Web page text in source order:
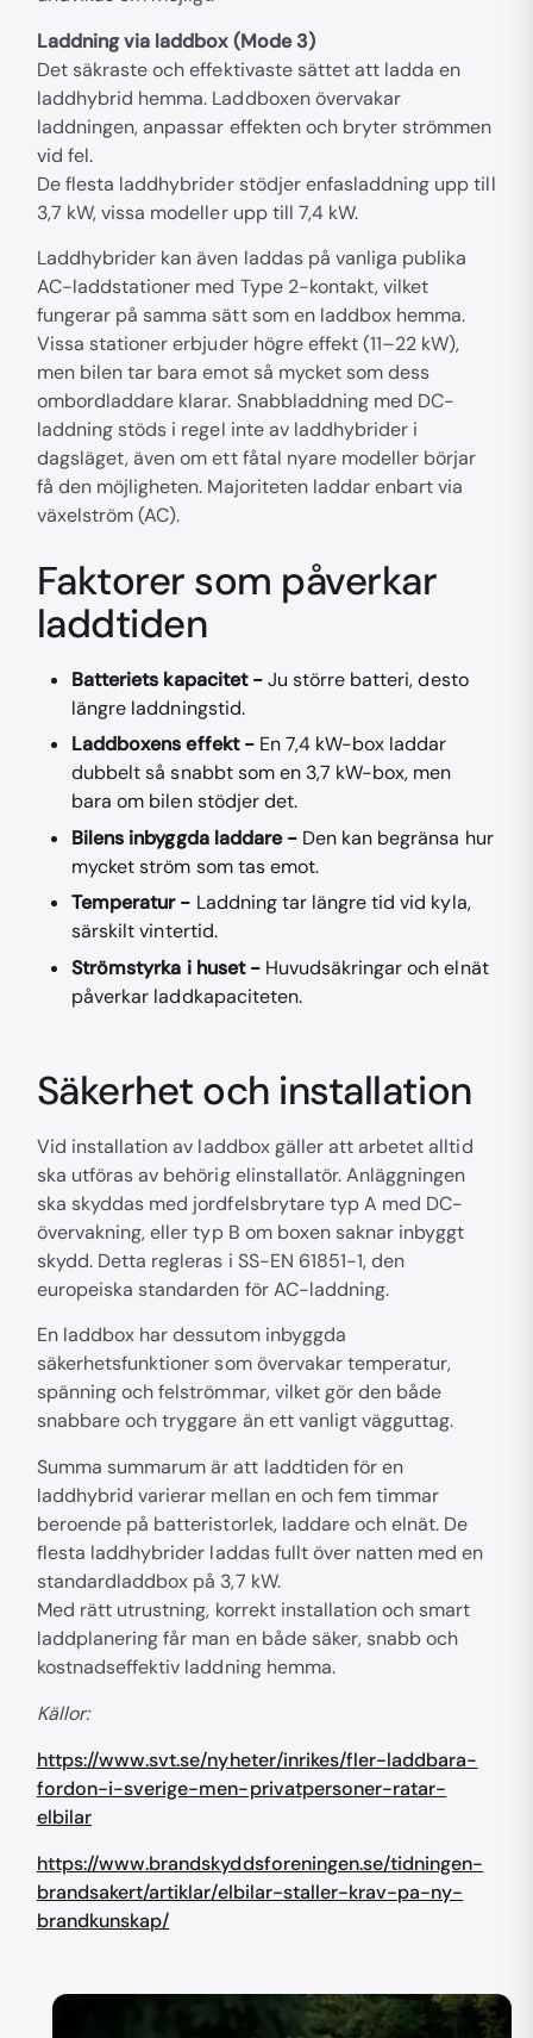
Laddning via laddbox (Mode 3)
Det säkraste och effektivaste sättet att ladda en
laddhybrid hemma. Laddboxen övervakar
laddningen, anpassar effekten och bryter strömmen
vid fel.
De flesta laddhybrider stödjer enfasladdning upp till
3,7 kW, vissa modeller upp till 7,4 kW.
Laddhybrider kan även laddas på vanliga publika
AC-laddstationer med Type 2-kontakt, vilket
fungerar på samma sätt som en laddbox hemma.
Vissa stationer erbjuder högre effekt (11–22 kW),
men bilen tar bara emot så mycket som dess
ombordladdare klarar. Snabbladdning med DC-
laddning stöds i regel inte av laddhybrider i
dagsläget, även om ett fåtal nyare modeller börjar
få den möjligheten. Majoriteten laddar enbart via
växelström (AC).
Faktorer som påverkar
laddtiden
Batteriets kapacitet -Ju större batteri, desto
längre laddningstid.
Laddboxens effekt -En 7,4 kW-box laddar
dubbelt så snabbt som en 3,7 kW-box, men
bara om bilen stödjer det.
Bilens inbyggda laddare -Den kan begränsa hur
mycket ström som tas emot.
Temperatur - Laddning tar längre tid vid kyla,
särskilt vintertid.
Strömstyrka i huset -Huvudsäkringar och elnät
påverkar laddkapaciteten.
Säkerhet och installation
Vid installation av laddbox gäller att arbetet alltid
ska utföras av behörig elinstallatör. Anläggningen
ska skyddas med jordfelsbrytare typ A med DC-
övervakning, eller typ B om boxen saknar inbyggt
skydd. Detta regleras i SS-EN 61851-1, den
europeiska standarden för AC-laddning.
En laddbox har dessutom inbyggda
säkerhetsfunktioner som övervakar temperatur,
spänning och felströmmar, vilket gör den både
snabbare och tryggare än ett vanligt vägguttag.
Summa summarum är att laddtiden för en
laddhybrid varierar mellan en och fem timmar
beroende på batteristorlek, laddare och elnät. De
flesta laddhybrider laddas fullt över natten med en
standardladdbox på 3,7 kW.
Med rätt utrustning, korrekt installation och smart
laddplanering får man en både säker, snabb och
kostnadseffektiv laddning hemma.
Källor:
https://www.svt.se/nyheter/inrikes/fler-laddbara-
fordon-i-sverige-men-privatpersoner-ratar-
elbilar
https://www.brandskyddsforeningen.se/tidningen-
brandsakert/artiklar/elbilar-staller-krav-pa-ny-
brandkunskap/